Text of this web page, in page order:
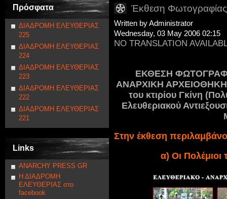
Πρόσφατα
ΔΙΑΔΡΟΜΗ ΕΛΕΥΘΕΡΙΑΣ
225
ΔΙΑΔΡΟΜΗ ΕΛΕΥΘΕΡΙΑΣ
224
ΔΙΑΔΡΟΜΗ ΕΛΕΥΘΕΡΙΑΣ
223
ΔΙΑΔΡΟΜΗ ΕΛΕΥΘΕΡΙΑΣ
222
ΔΙΑΔΡΟΜΗ ΕΛΕΥΘΕΡΙΑΣ
221
Links
ANARCHY PRESS GR
Η ΔΙΑΔΡΟΜΗ
ΕΛΕΥΘΕΡΙΑΣ στο
facebook
Έκθεση Φωτογραφίας
Written by Administrator
Wednesday, 03 May 2006 02:15
NO TRANSLATION
ΕΚΘΕΣΗ
ΑΝΑΡΧΙΚΗ ΑΡΧΕΙΟΘΗΚΗ
του κτιρίου Γκίνη
Ελευθεριακού
Στην έκθεση
α) Οι